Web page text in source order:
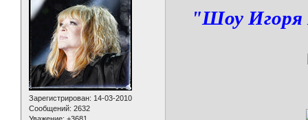
Зарегистрирован: 14-03-2010
Сообщений: 2632
"Шоу Игоря